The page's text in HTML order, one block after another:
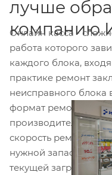
лучше
компанию
Онлайн касса -
работа которого
каждого блока,
практике ремонт
неисправного блока
формат ремонта не
производителем
скорость ремонта
нужной запасной
текущей загрузки